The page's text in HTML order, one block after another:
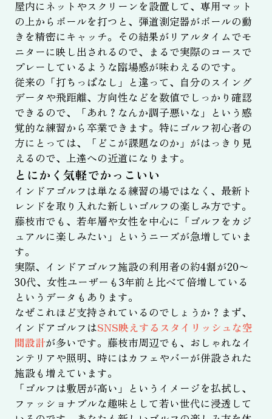
屋内にネットやスクリーンを設置して、専用マット
の上からボールを打つと、弾道測定器がボールの動
きを精密にキャッチ。その結果がリアルタイムでモ
ニターに映し出されるので、まるで実際のコースで
プレーしているような臨場感が味わえるのです。
従来の「打ちっぱなし」と違って、自分のスイング
データや飛距離、方向性などを数値でしっかり確認
できるので、「あれ？なんか調子悪いな」という感
覚的な練習から卒業できます。特にゴルフ初心者の
方にとっては、「どこが課題なのか」がはっきり見
えるので、上達への近道になります。
とにかく気軽でかっこいい
インドアゴルフは単なる練習の場ではなく、最新ト
レンドを取り入れた新しいゴルフの楽しみ方です。
藤枝市でも、若年層や女性を中心に「ゴルフをカジ
ュアルに楽しみたい」というニーズが急増していま
す。
実際、インドアゴルフ施設の利用者の約4割が20〜
30代、女性ユーザーも3年前と比べて倍増している
というデータもあります。
なぜこれほど支持されているのでしょうか？まず、
インドアゴルフはSNS映えするスタイリッシュな空
間設計が多いです。藤枝市周辺でも、おしゃれなイ
ンテリアや照明、時にはカフェやバーが併設された
施設も増えています。
「ゴルフは敷居が高い」というイメージを払拭し、
ファッショナブルな趣味として若い世代に浸透して